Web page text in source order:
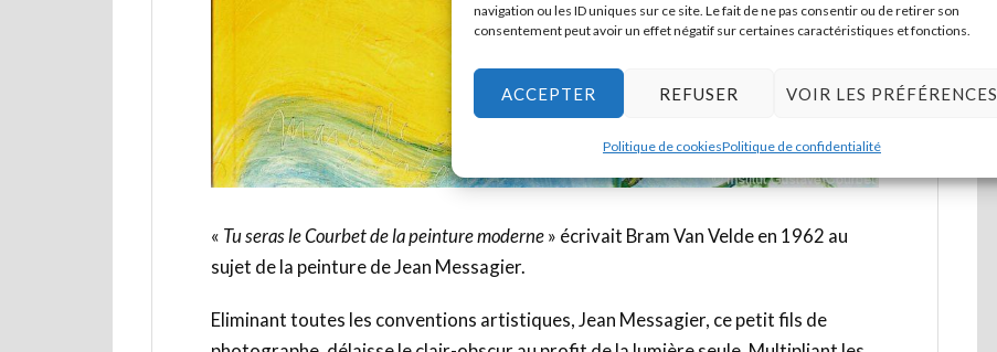
navigation ou les ID uniques sur ce site. Le fait de ne pas consentir ou de retirer son
consentement peut avoir un effet négatif sur certaines caractéristiques et fonctions.
ACCEPTER REFUSER VOIR LES PRÉFÉRENCES
Politique de cookiesPolitique de confidentialité
« Tu seras le Courbet de la peinture moderne» écrivait Bram Van Velde en 1962 au
sujet de la peinture de Jean Messagier.
Eliminant toutes les conventions artistiques, Jean Messagier, ce petit fils de